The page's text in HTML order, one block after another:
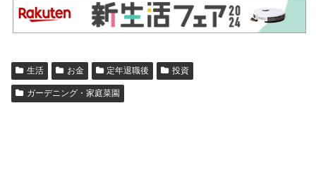
生活 お金 定年退職後 投資
ガーデニング・家庭菜園